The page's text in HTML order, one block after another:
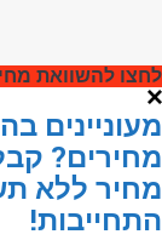
לחצו להשוואת
מעוניינים
מחיר ללא
התחייבות!